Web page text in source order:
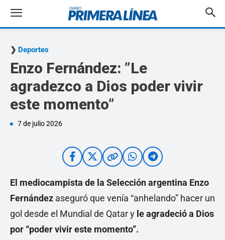
Deportes
Enzo Fernández: ”Le
agradezco a Dios poder vivir
este momento”
7 de julio 2026
El mediocampista de la Selección argentina Enzo
Fernández aseguró que venía “anhelando” hacer un
gol desde el Mundial de Qatar y le agradeció a Dios
por “poder vivir este momento”.